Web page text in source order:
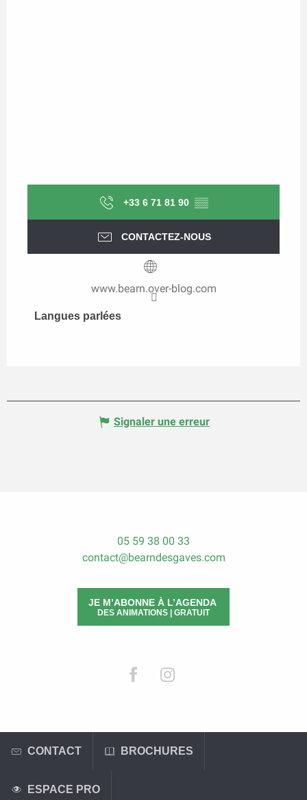
+33 6 71 81 90 ▒▒
CONTACTEZ-NOUS
www.bearn.over-blog.com
Langues parlées
Langues parlées
Signaler une erreur
05 59 38 00 33
contact@bearndesgaves.com
JE M’ABONNE À L’AGENDA
DES ANIMATIONS | GRATUIT
CONTACT BROCHURES
ESPACE PRO